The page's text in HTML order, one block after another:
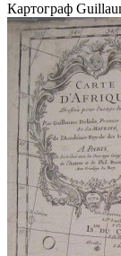
Картограф